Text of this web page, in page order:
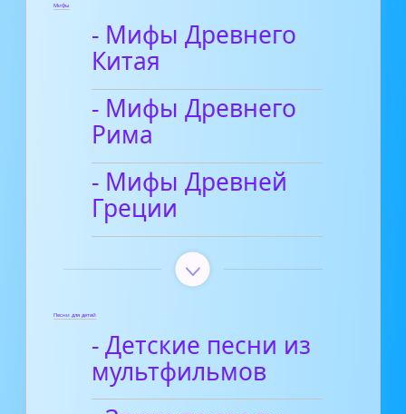
Мифы
- Мифы Древнего
Китая
- Мифы Древнего
Рима
- Мифы Древней
Греции
Песни для детей
- Детские песни из
мультфильмов